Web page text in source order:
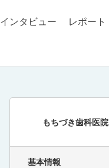
インタビュー レポート
もちづき歯科医院
基本情報